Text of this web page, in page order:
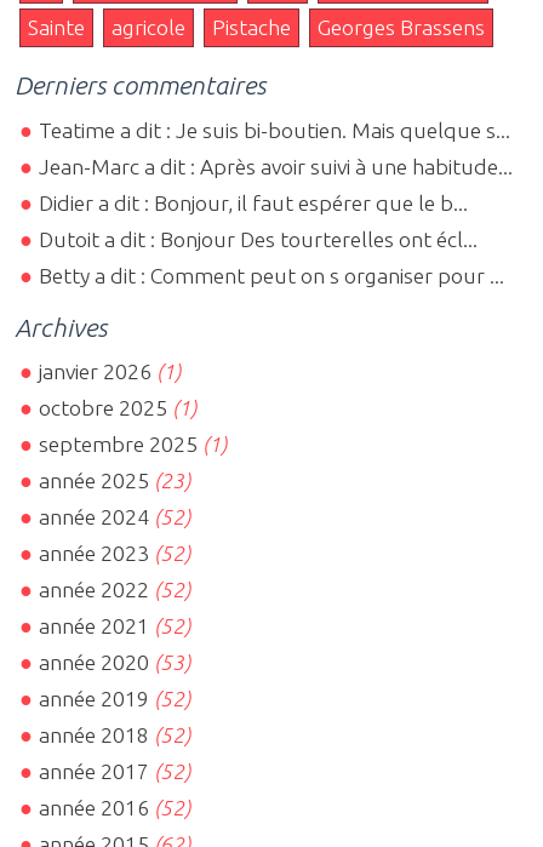
Sainte
agricole Pistache Georges Brassens
Derniers commentaires
Teatime a dit : Je suis bi-boutien. Mais quelque s...
Jean-Marc a dit : Après avoir suivi à une habitude...
Didier a dit : Bonjour, il faut espérer que le b...
Dutoit a dit : Bonjour Des tourterelles ont écl...
Betty a dit : Comment peut on s organiser pour ...
Archives
janvier 2026 (1)
octobre 2025 (1)
septembre 2025 (1)
année 2025 (23)
année 2024 (52)
année 2023 (52)
année 2022 (52)
année 2021 (52)
année 2020 (53)
année 2019 (52)
année 2018 (52)
année 2017 (52)
année 2016 (52)